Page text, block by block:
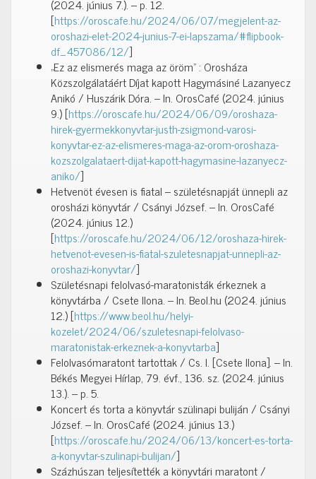
(2024. június 7.). – p. 12.
[https://oroscafe.hu/2024/06/07/megjelent-az-
oroshazi-elet-2024-junius-7-ei-lapszama/#flipbook-
df_457086/12/]
„Ez az elismerés maga az öröm” : Orosháza
Közszolgálatáért Díjat kapott Hagymásiné Lazanyecz
Anikó / Huszárik Dóra. – In. OrosCafé (2024. június
9.) [https://oroscafe.hu/2024/06/09/oroshaza-
hirek-gyermekkonyvtar-justh-zsigmond-varosi-
konyvtar-ez-az-elismeres-maga-az-orom-oroshaza-
kozszolgalataert-dijat-kapott-hagymasine-lazanyecz-
aniko/]
Hetvenöt évesen is fiatal – születésnapját ünnepli az
orosházi könyvtár / Csányi József. – In. OrosCafé
(2024. június 12.)
[https://oroscafe.hu/2024/06/12/oroshaza-hirek-
hetvenot-evesen-is-fiatal-szuletesnapjat-unnepli-az-
oroshazi-konyvtar/]
Születésnapi felolvasó-maratonisták érkeznek a
könyvtárba / Csete Ilona. – In. Beol.hu (2024. június
12.) [https://www.beol.hu/helyi-
kozelet/2024/06/szuletesnapi-felolvaso-
maratonistak-erkeznek-a-konyvtarba]
Felolvasómaratont tartottak / Cs. I. [Csete Ilona]. – In.
Békés Megyei Hírlap, 79. évf., 136. sz. (2024. június
13.). – p. 5.
Koncert és torta a könyvtár szülinapi buliján / Csányi
József. – In. OrosCafé (2024. június 13.)
[https://oroscafe.hu/2024/06/13/koncert-es-torta-
a-konyvtar-szulinapi-bulijan/]
Százhúszan teljesítették a könyvtári maratont /